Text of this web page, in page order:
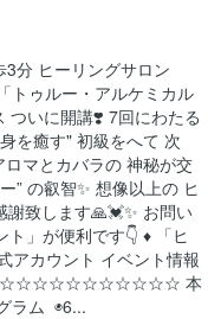
分 ヒーリングサロン
トゥルー・アルケミカル
ついに開講❣️ 7回にわたる
を癒す" 初級をへて 次
マとカバラの 神秘が交
” の叡智✨ 想像以上の ヒ
謝致します🙏💓✨ お問い
」が便利です👇 ♦️ 「ヒ
アカウント イベント情報
本
ラム ◉6...